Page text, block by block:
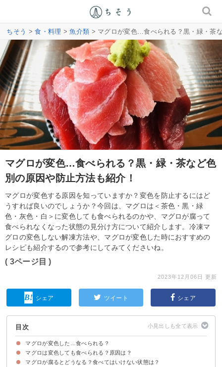
ちそう >食・料理 >魚介類 > マグロが変色…食べられる？黒・緑・茶
マグロが変色…食べられる？黒・緑・茶など色
別の原因や防止方法も紹介！
マグロが変色する原因を知っていますか？変色を防止するにはど
うすれば良いのでしょうか？今回は、マグロは＜茶色・黒・緑
色・灰色・白＞に変色しても食べられるのかや、マグロが腐って
食べられなくなった状態の見分け方について紹介します。冷凍マ
グロの変色しない解凍方法や、マグロが変色した時におすすめの
レシピも紹介するので参考にしてみてくださいね。
( 3ページ目 )
2023年12月06日 更新
シェア ツイート シェア
目次
マグロが変色した…食べられる？
マグロは変色しても食べられる？原因は？
①茶色・黒く変色した場合
②黒い筋がある場合
③緑色・灰色に変色した場合
④白く変色した場合
マグロが腐るとどうなる？食べてはいけない状態は？